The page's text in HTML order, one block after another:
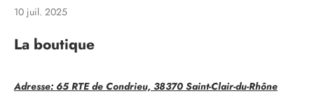
10 juil. 2025
La boutique
Adresse: 65 RTE de Condrieu, 38370 Saint-Clair-du-Rhône